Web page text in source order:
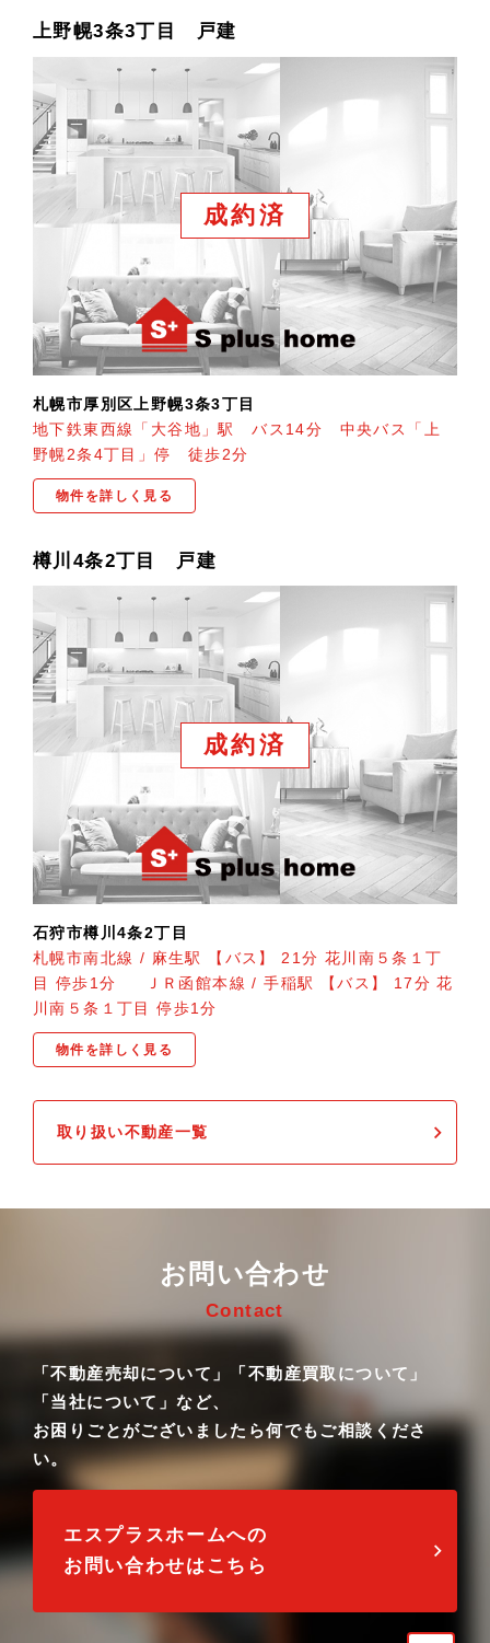
上野幌3条3丁目 戸建
成約済
札幌市厚別区上野幌3条3丁目
地下鉄東西線「大谷地」駅 バス14分 中央バス「上
野幌2条4丁目」停 徒歩2分
物件を詳しく見る
樽川4条2丁目 戸建
成約済
石狩市樽川4条2丁目
札幌市南北線 / 麻生駅 【バス】 21分 花川南５条１丁
目 停歩1分 ＪＲ函館本線 / 手稲駅 【バス】 17分 花
川南５条１丁目 停歩1分
物件を詳しく見る
取り扱い不動産一覧
お問い合わせ
Contact
「不動産売却について」「不動産買取について」
「当社について」など、
お困りごとがございましたら何でもご相談くださ
い。
エスプラスホームへの
お問い合わせはこちら